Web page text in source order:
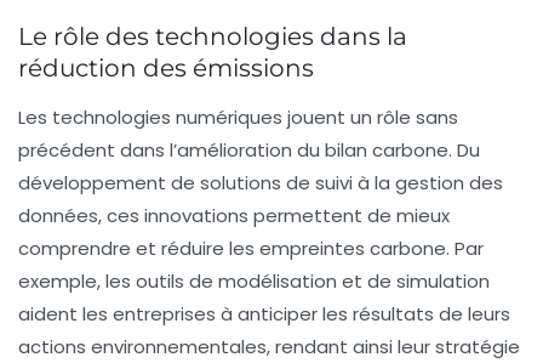
Le rôle des technologies dans la
réduction des émissions
Les technologies numériques jouent un rôle sans
précédent dans l’amélioration du bilan carbone. Du
développement de solutions de suivi à la gestion des
données, ces innovations permettent de mieux
comprendre et réduire les empreintes carbone. Par
exemple, les outils de modélisation et de simulation
aident les entreprises à anticiper les résultats de leurs
actions environnementales, rendant ainsi leur stratégie